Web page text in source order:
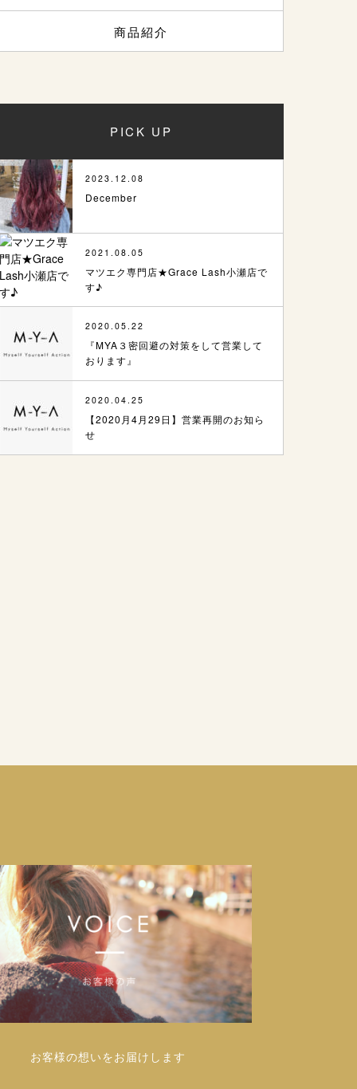
商品紹介
PICK UP
2023.12.08
December
2021.08.05
マツエク専門店★Grace Lash小瀬店で
す♪
2020.05.22
『MYA３密回避の対策をして営業して
おります』
2020.04.25
【2020月4月29日】営業再開のお知ら
せ
お客様の想いをお届けします